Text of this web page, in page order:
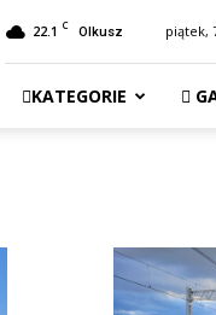
22.1 C Olkusz piątek,
KATEGORIE